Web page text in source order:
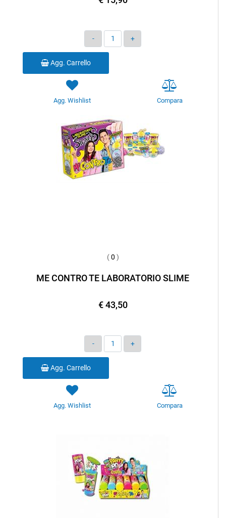
Quantità
Agg. Carrello
Agg. Wishlist Compara
(0 )
ME CONTRO TE LABORATORIO SLIME
€ 43,50
Quantità
Agg. Carrello
Agg. Wishlist Compara